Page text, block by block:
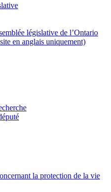
législative de l’Ontario
en anglais uniquement)
la protection de la vie